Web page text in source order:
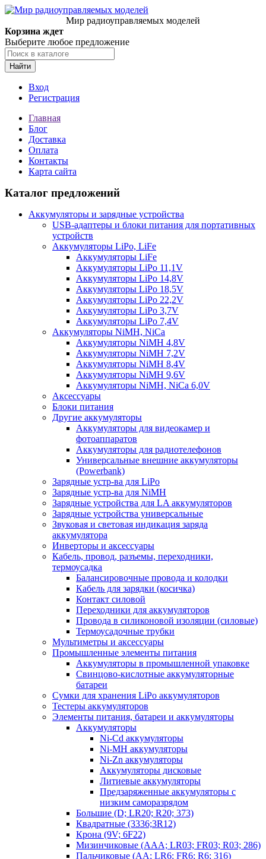
Мир радиоуправляемых моделей
Корзина ждет
Выберите любое предложение
Найти
Вход
Регистрация
Главная
Блог
Доставка
Оплата
Контакты
Карта сайта
Каталог предложений
Аккумуляторы и зарядные устройства
USB-адаптеры и блоки питания для портативных
устройств
Аккумуляторы LiPo, LiFe
Аккумуляторы LiFe
Аккумуляторы LiPo 11,1V
Аккумуляторы LiPo 14,8V
Аккумуляторы LiPo 18,5V
Аккумуляторы LiPo 22,2V
Аккумуляторы LiPo 3,7V
Аккумуляторы LiPo 7,4V
Аккумуляторы NiMH, NiCa
Аккумуляторы NiMH 4,8V
Аккумуляторы NiMH 7,2V
Аккумуляторы NiMH 8,4V
Аккумуляторы NiMH 9,6V
Аккумуляторы NiMH, NiCa 6,0V
Аксессуары
Блоки питания
Другие аккумуляторы
Аккумуляторы для видеокамер и
фотоаппаратов
Аккумуляторы для радиотелефонов
Универсальные внешние аккумуляторы
(Powerbank)
Зарядные устр-ва для LiPo
Зарядные устр-ва для NiMH
Зарядные устройства для LA аккумуляторов
Зарядные устройства универсальные
Звуковая и световая индикация заряда
аккумулятора
Инверторы и аксессуары
Кабель, провод, разъемы, переходники,
термоусадка
Балансировочные провода и колодки
Кабель для зарядки (косичка)
Контакт силовой
Переходники для аккумуляторов
Провода в силиконовой изоляции (силовые)
Термоусадочные трубки
Мультиметры и аксессуары
Промышленные элементы питания
Аккумуляторы в промышленной упаковке
Свинцово-кислотные аккумуляторные
батареи
Сумки для хранения LiPo аккумуляторов
Тестеры аккумуляторов
Элементы питания, батареи и аккумуляторы
Аккумуляторы
Ni-Cd аккумуляторы
Ni-MH аккумуляторы
Ni-Zn аккумуляторы
Аккумуляторы дисковые
Литиевые аккумуляторы
Предзаряженные аккумуляторы с
низким саморазрядом
Большие (D; LR20; R20; 373)
Квадратные (3336;3R12)
Крона (9V; 6F22)
Мизинчиковые (AAA; LR03; FR03; R03; 286)
Пальчиковые (AA; LR6; FR6; R6; 316)